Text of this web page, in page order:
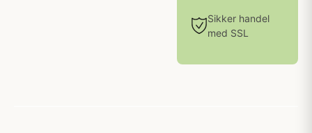
Sikker handel
med SSL